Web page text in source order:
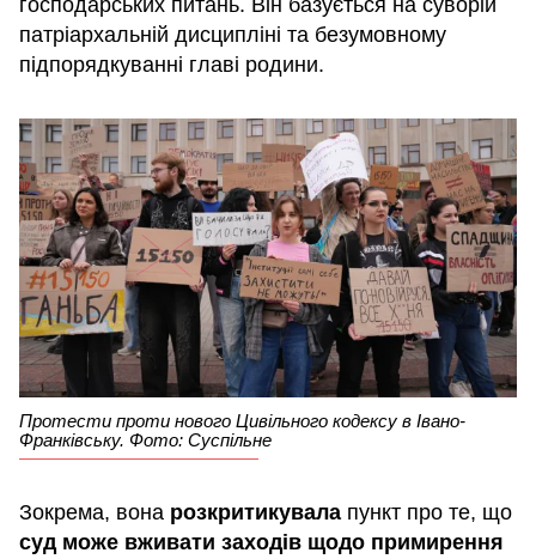
патріархальній дисципліні та безумовному
підпорядкуванні главі родини.
Протести проти нового Цивільного кодексу в Івано-
Франківську. Фото: Суспільне
Зокрема, вона розкритикувала пункт про те, що
суд може вживати заходів щодо примирення